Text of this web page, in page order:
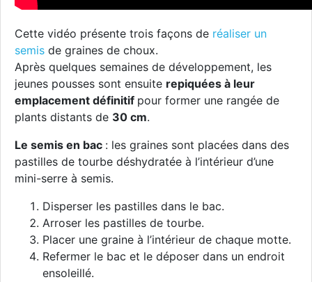
Cette vidéo présente trois façons de réaliser un
semis de graines de choux.
Après quelques semaines de développement, les
jeunes pousses sont ensuite repiquées à leur
emplacement définitif pour former une rangée de
plants distants de 30 cm.
Le semis en bac : les graines sont placées dans des
pastilles de tourbe déshydratée à l’intérieur d’une
mini-serre à semis.
Disperser les pastilles dans le bac.
Arroser les pastilles de tourbe.
Placer une graine à l’intérieur de chaque motte.
Refermer le bac et le déposer dans un endroit
ensoleillé.